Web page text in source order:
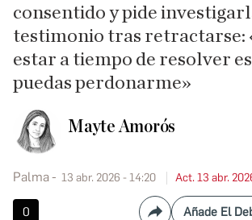
consentido y pide
testimonio tras retractarse:
estar a tiempo de resolver
puedas perdonarme»
Mayte Amorós
Palma 13 abr. 2026 - 14:20 Act. 13 abr.
0 Añade El